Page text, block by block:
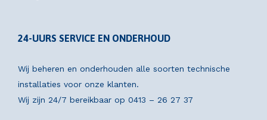
24-UURS SERVICE EN ONDERHOUD
Wij beheren en onderhouden alle soorten technische
installaties voor onze klanten.
Wij zijn 24/7 bereikbaar op 0413 – 26 27 37